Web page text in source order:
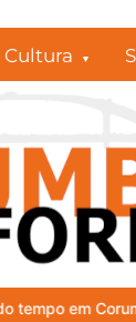
Cultura
vento